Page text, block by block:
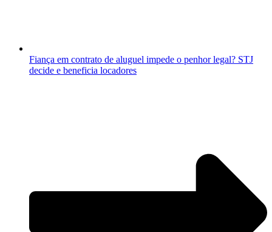
Fiança em contrato de aluguel impede o penhor legal? STJ
decide e beneficia locadores